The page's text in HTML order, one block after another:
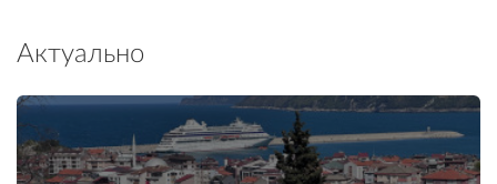
Актуально